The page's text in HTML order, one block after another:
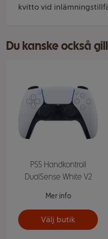
kvitto vid
Du kanske också
PS5 Handkontroll
DualSense White V2
Mer info
Välj butik